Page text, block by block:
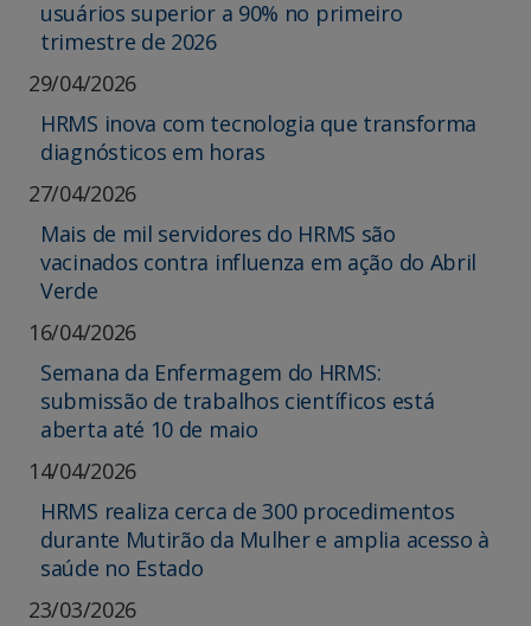
usuários superior a 90% no primeiro
trimestre de 2026
29/04/2026
HRMS inova com tecnologia que transforma
diagnósticos em horas
27/04/2026
Mais de mil servidores do HRMS são
vacinados contra influenza em ação do Abril
Verde
16/04/2026
Semana da Enfermagem do HRMS:
submissão de trabalhos científicos está
aberta até 10 de maio
14/04/2026
HRMS realiza cerca de 300 procedimentos
durante Mutirão da Mulher e amplia acesso à
saúde no Estado
23/03/2026